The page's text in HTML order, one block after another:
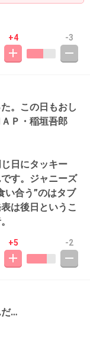
+4 -3
。この日もおし
Ｐ・稲垣吾郎
日にタッキー
す。ジャニーズ
い合う”のはタブ
は後日というこ
+5 -2
だ…